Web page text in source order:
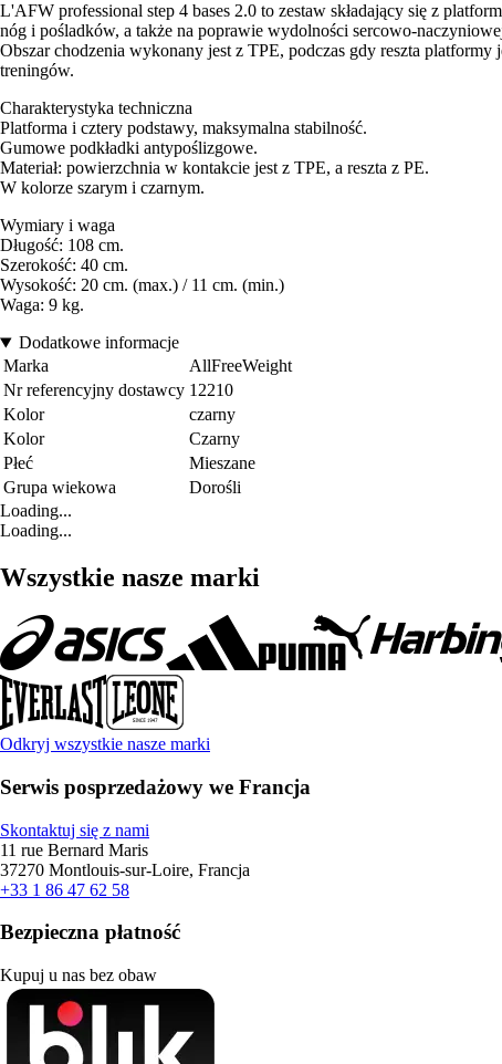
L'AFW professional step 4 bases 2.0 to zestaw składający się z
nóg i pośladków, a także na poprawie wydolności sercowo-
Obszar chodzenia wykonany jest z TPE, podczas gdy reszta
treningów.
Charakterystyka techniczna
Platforma i cztery podstawy, maksymalna stabilność.
Gumowe podkładki antypoślizgowe.
Materiał: powierzchnia w kontakcie jest z TPE, a reszta z PE.
W kolorze szarym i czarnym.
Wymiary i waga
Długość: 108 cm.
Szerokość: 40 cm.
Wysokość: 20 cm. (max.) / 11 cm. (min.)
Waga: 9 kg.
Dodatkowe informacje
Marka
AllFreeWeight
Nr referencyjny dostawcy 12210
Kolor
czarny
Kolor
Czarny
Płeć
Mieszane
Grupa wiekowa
Dorośli
Loading...
Loading...
Wszystkie nasze marki
Odkryj wszystkie nasze marki
Serwis posprzedażowy we Francja
Skontaktuj się z nami
11 rue Bernard Maris
37270 Montlouis-sur-Loire, Francja
+33 1 86 47 62 58
Bezpieczna płatność
Kupuj u nas bez obaw